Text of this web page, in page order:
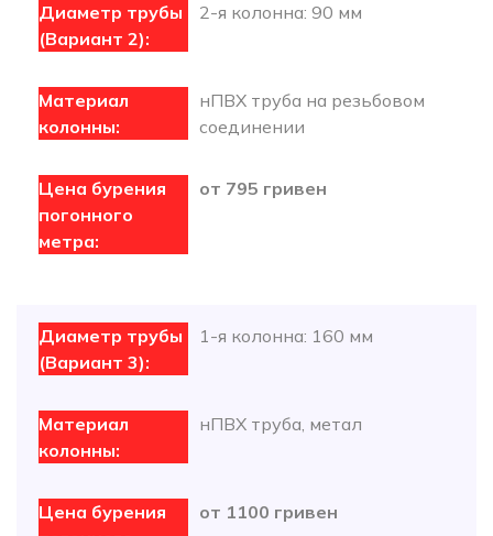
2-я колонна: 90 мм
нПВХ труба на резьбовом
соединении
от 795 гривен
1-я колонна: 160 мм
нПВХ труба, метал
от 1100 гривен